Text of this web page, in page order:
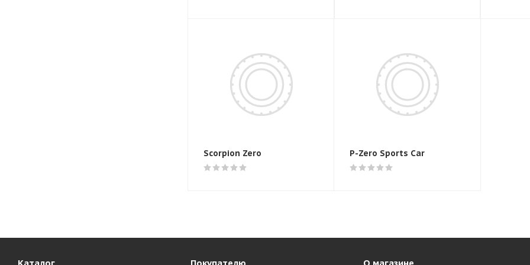
Scorpion Zero P-Zero Sports Car